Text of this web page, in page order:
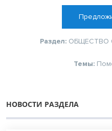
Раздел: ОБЩЕСТВО
Темы:
НОВОСТИ РАЗДЕЛА